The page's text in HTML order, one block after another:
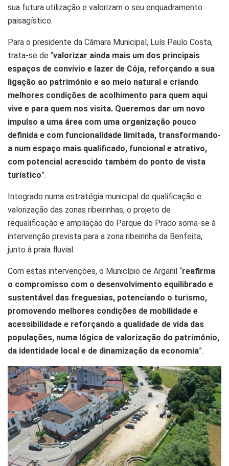
sua futura utilização e valorizam o seu enquadramento
paisagístico.
Para o presidente da Câmara Municipal, Luís Paulo Costa,
trata-se de “valorizar ainda mais um dos principais
espaços de convívio e lazer de Côja, reforçando a sua
ligação ao património e ao meio natural e criando
melhores condições de acolhimento para quem aqui
vive e para quem nos visita. Queremos dar um novo
impulso a uma área com uma organização pouco
definida e com funcionalidade limitada, transformando-
a num espaço mais qualificado, funcional e atrativo,
com potencial acrescido também do ponto de vista
turístico”.
Integrado numa estratégia municipal de qualificação e
valorização das zonas ribeirinhas, o projeto de
requalificação e ampliação do Parque do Prado soma-se à
intervenção prevista para a zona ribeirinha da Benfeita,
junto à praia fluvial.
Com estas intervenções, o Município de Arganil “reafirma
o compromisso com o desenvolvimento equilibrado e
sustentável das freguesias, potenciando o turismo,
promovendo melhores condições de mobilidade e
acessibilidade e reforçando a qualidade de vida das
populações, numa lógica de valorização do património,
da identidade local e de dinamização da economia”.